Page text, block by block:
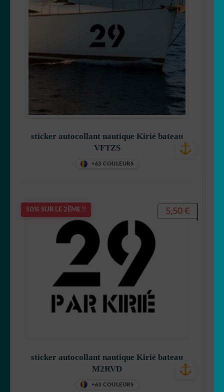
sticker autocollant nautique Kirié bateau
VFTZS
+63 COULEURS
50% SUR LE 2ÈME !!
sticker autocollant nautique Kirié bateau
M2RVD
+63 COULEURS
5,50 €